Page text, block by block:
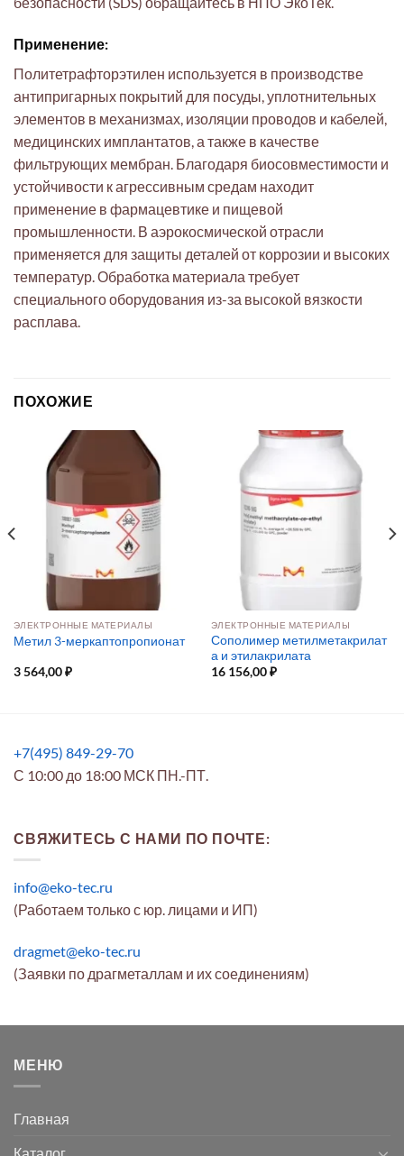
Применение:
Политетрафторэтилен используется в производстве
антипригарных покрытий для посуды, уплотнительных
элементов в механизмах, изоляции проводов и кабелей,
медицинских имплантатов, а также в качестве
фильтрующих мембран. Благодаря биосовместимости и
устойчивости к агрессивным средам находит
применение в фармацевтике и пищевой
промышленности. В аэрокосмической отрасли
применяется для защиты деталей от коррозии и высоких
температур. Обработка материала требует
специального оборудования из-за высокой вязкости
расплава.
ПОХОЖИЕ
ЭЛЕКТРОННЫЕ МАТЕРИАЛЫ
Метил 3-меркаптопропионат
3 564,00₽
ЭЛЕКТРОННЫЕ МАТЕРИАЛЫ
Сополимер метилметакрилат
а и этилакрилата
16 156,00₽
+7(495) 849-29-70
С 10:00 до 18:00 МСК ПН.-ПТ.
СВЯЖИТЕСЬ С НАМИ ПО ПОЧТЕ:
info@eko-tec.ru
(Работаем только с юр. лицами и ИП)
dragmet@eko-tec.ru
(Заявки по драгметаллам и их соединениям)
МЕНЮ
Главная